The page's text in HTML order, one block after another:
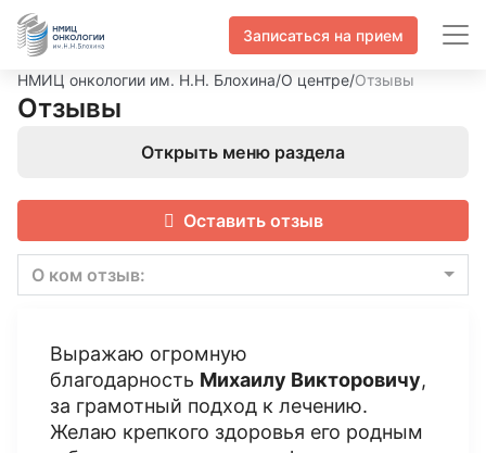
Записаться на прием
НМИЦ онкологии им. Н.Н. Блохина/О центре/Отзывы
Отзывы
Открыть меню раздела
Оставить отзыв
О ком отзыв:
Выражаю огромную
благодарность Михаилу Викторовичу,
за грамотный подход к лечению.
Желаю крепкого здоровья его родным